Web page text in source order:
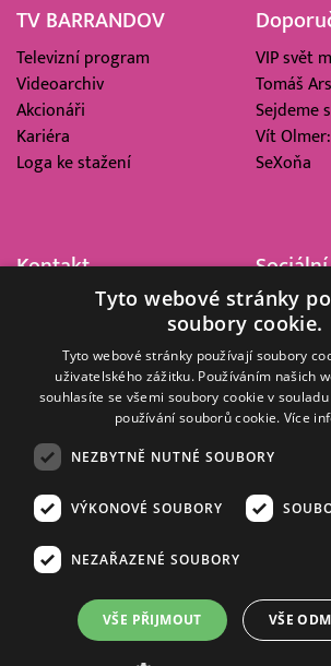
TV BARRANDOV
Televizní program
Videoarchiv
Akcionáři
Kariéra
Loga ke stažení
VIP svět
Tomáš
Sejdeme
Vít
SeXoňa
Kontakt
Barrandov Televizní Studio,
Kříženeckého nám. 322
152 00 Praha 5
IČ 416 93 311
© 2008–2026 EMPRESA MEDIA, a.s.
Zásady ochrany osobních a dalších
Informace o měření sledovanosti videa ve
Nielsen Digital Measurement
. Využíváme
Tyto webové stránky
soubory cookie.
Tyto webové stránky používají soubory
uživatelského zážitku. Používáním našich
souhlasíte se všemi soubory cookie v
používání souborů cookie. Více
NEZBYTNĚ NUTNÉ SOUBORY
VÝKONOVÉ SOUBORY
NEZAŘAZENÉ SOUBORY
VŠE PŘIJMOUT VŠE